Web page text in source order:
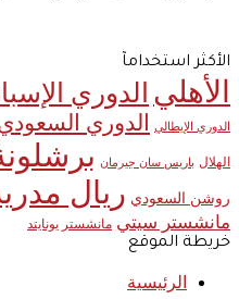
الأكثر استخدامآ
الأهلي الدوري
الدوري الإيطالي الدوري
الهلال باريس سان جيرمان
روشن السعودي ريال
مانشستر سيتي مانشستر يونايتد
خريطة الموقع
الرئيسية